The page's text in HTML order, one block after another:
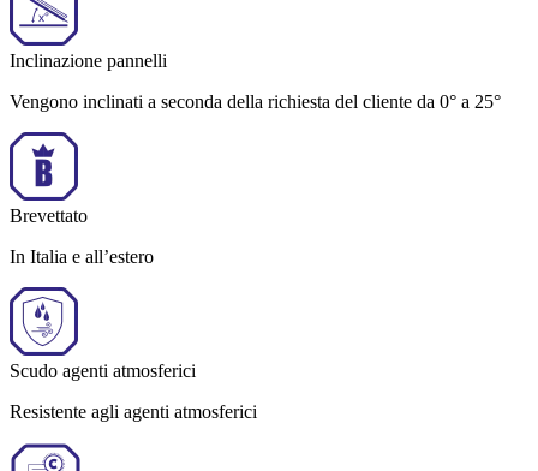
Inclinazione pannelli
Vengono inclinati a seconda della richiesta del cliente da 0° a 25°
Brevettato
In Italia e all’estero
Scudo agenti atmosferici
Resistente agli agenti atmosferici